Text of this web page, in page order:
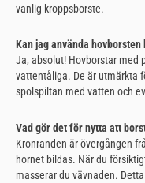
vanlig kroppsborste.
Kan jag använda hovborsten
Ja, absolut! Hovborstar med
vattentåliga. De är utmärkta
spolspiltan med vatten och
Vad gör det för nytta att
Kronranden är övergången
hornet bildas. När du
masserar du vävnaden.